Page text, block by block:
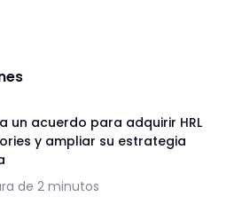
un acuerdo para adquirir HRL
y ampliar su estrategia
de 2 minutos